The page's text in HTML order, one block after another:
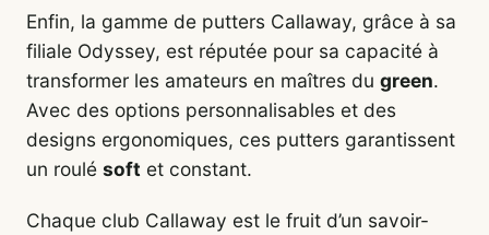
Enfin, la gamme de putters Callaway, grâce à sa
filiale Odyssey, est réputée pour sa capacité à
transformer les amateurs en maîtres du green.
Avec des options personnalisables et des
designs ergonomiques, ces putters garantissent
un roulé soft et constant.
Chaque club Callaway est le fruit d’un savoir-